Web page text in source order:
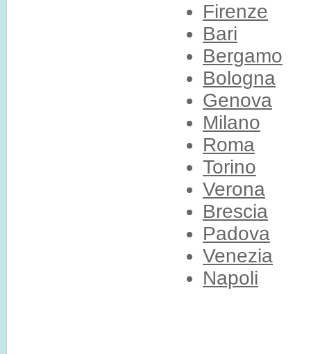
Firenze
Bari
Bergamo
Bologna
Genova
Milano
Roma
Torino
Verona
Brescia
Padova
Venezia
Napoli